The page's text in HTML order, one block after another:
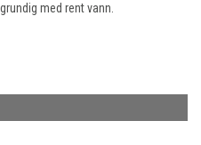
med rent vann.